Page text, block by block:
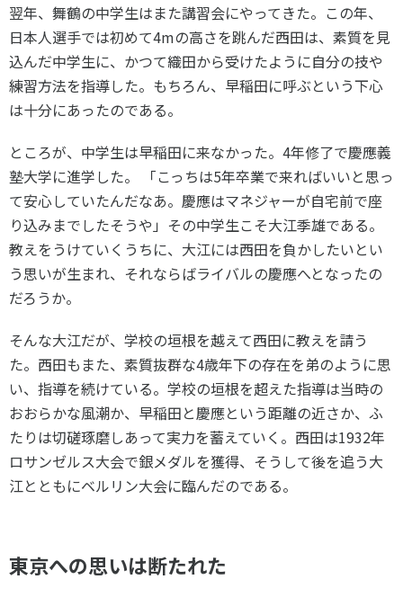
翌年、舞鶴の中学生はまた講習会にやってきた。この年、
日本人選手では初めて4mの高さを跳んだ西田は、素質を見
込んだ中学生に、かつて織田から受けたように自分の技や
練習方法を指導した。もちろん、早稲田に呼ぶという下心
は十分にあったのである。
ところが、中学生は早稲田に来なかった。4年修了で慶應義
塾大学に進学した。 「こっちは5年卒業で来ればいいと思っ
て安心していたんだなあ。慶應はマネジャーが自宅前で座
り込みまでしたそうや」その中学生こそ大江季雄である。
教えをうけていくうちに、大江には西田を負かしたいとい
う思いが生まれ、それならばライバルの慶應へとなったの
だろうか。
そんな大江だが、学校の垣根を越えて西田に教えを請う
た。西田もまた、素質抜群な4歳年下の存在を弟のように思
い、指導を続けている。学校の垣根を超えた指導は当時の
おおらかな風潮か、早稲田と慶應という距離の近さか、ふ
たりは切磋琢磨しあって実力を蓄えていく。西田は1932年
ロサンゼルス大会で銀メダルを獲得、そうして後を追う大
江とともにベルリン大会に臨んだのである。
東京への思いは断たれた